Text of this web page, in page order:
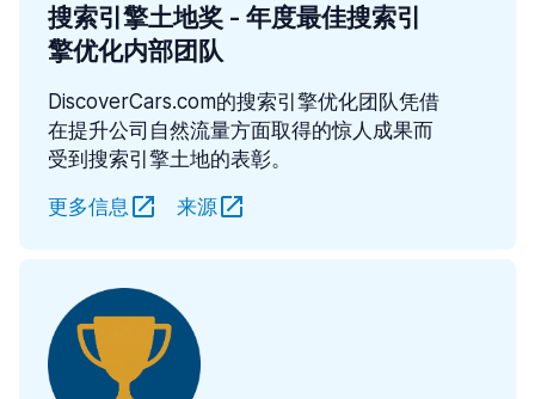
搜索引擎土地奖 - 年度最佳搜索引
擎优化内部团队
DiscoverCars.com的搜索引擎优化团队凭借
在提升公司自然流量方面取得的惊人成果而
受到搜索引擎土地的表彰。
更多信息
来源